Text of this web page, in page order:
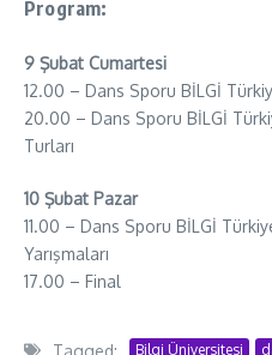
Program:
9 Şubat Cumartesi
12.00 – Dans Sporu BİLGİ
20.00 – Dans Sporu BİLGİ
Turları
10 Şubat Pazar
11.00 – Dans Sporu BİLGİ
Yarışmaları
17.00 – Final
Tagged: Bilgi Üniversitesi